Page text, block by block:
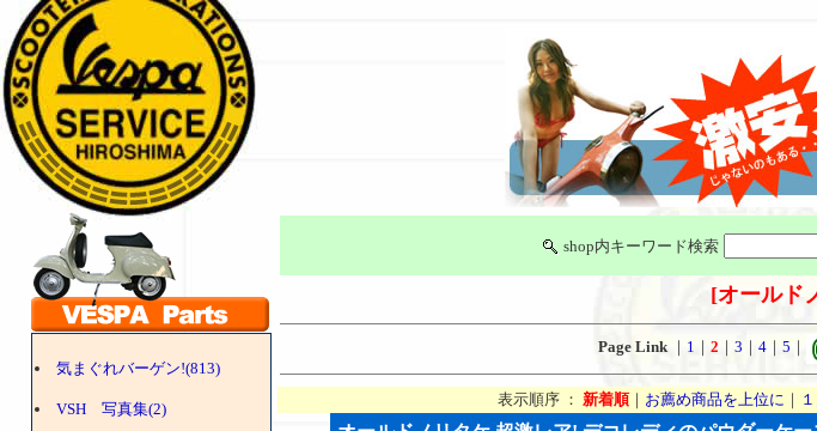
気まぐれバーゲン!(813)
VSH 写真集(2)
shop内キーワード検索
[オールド
Page Link｜ 1 ｜ 2 ｜ 3 ｜ 4 ｜ 5 ｜
表示順序 ： 新着順｜ お薦め商品を上位に ｜